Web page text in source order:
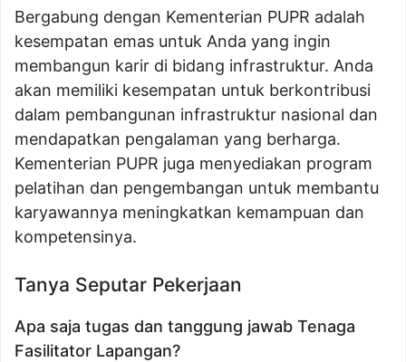
Bergabung dengan Kementerian PUPR adalah
kesempatan emas untuk Anda yang ingin
membangun karir di bidang infrastruktur. Anda
akan memiliki kesempatan untuk berkontribusi
dalam pembangunan infrastruktur nasional dan
mendapatkan pengalaman yang berharga.
Kementerian PUPR juga menyediakan program
pelatihan dan pengembangan untuk membantu
karyawannya meningkatkan kemampuan dan
kompetensinya.
Tanya Seputar Pekerjaan
Apa saja tugas dan tanggung jawab Tenaga
Fasilitator Lapangan?